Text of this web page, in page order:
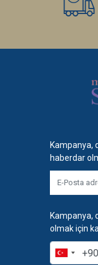
Kampanya,
haberdar
Kampanya,
olmak için